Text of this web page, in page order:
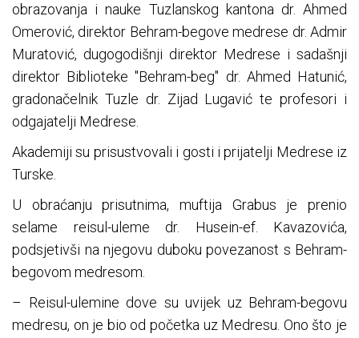
obrazovanja i nauke Tuzlanskog kantona dr. Ahmed
Omerović, direktor Behram-begove medrese dr. Admir
Muratović, dugogodišnji direktor Medrese i sadašnji
direktor Biblioteke "Behram-beg" dr. Ahmed Hatunić,
gradonačelnik Tuzle dr. Zijad Lugavić te profesori i
odgajatelji Medrese.
Akademiji su prisustvovali i gosti i prijatelji Medrese iz
Turske.
U obraćanju prisutnima, muftija Grabus je prenio
selame reisul-uleme dr. Husein-ef. Kavazovića,
podsjetivši na njegovu duboku povezanost s Behram-
begovom medresom.
– Reisul-ulemine dove su uvijek uz Behram-begovu
medresu, on je bio od početka uz Medresu. Ono što je